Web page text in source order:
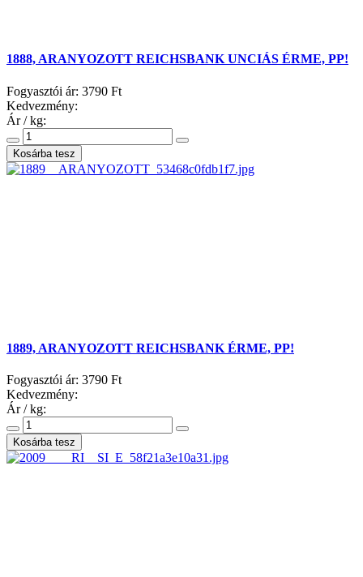
1888, ARANYOZOTT REICHSBANK UNCIÁS ÉRME, PP!
Fogyasztói ár: 3790 Ft
Kedvezmény:
Ár / kg:
1889, ARANYOZOTT REICHSBANK ÉRME, PP!
Fogyasztói ár: 3790 Ft
Kedvezmény:
Ár / kg: